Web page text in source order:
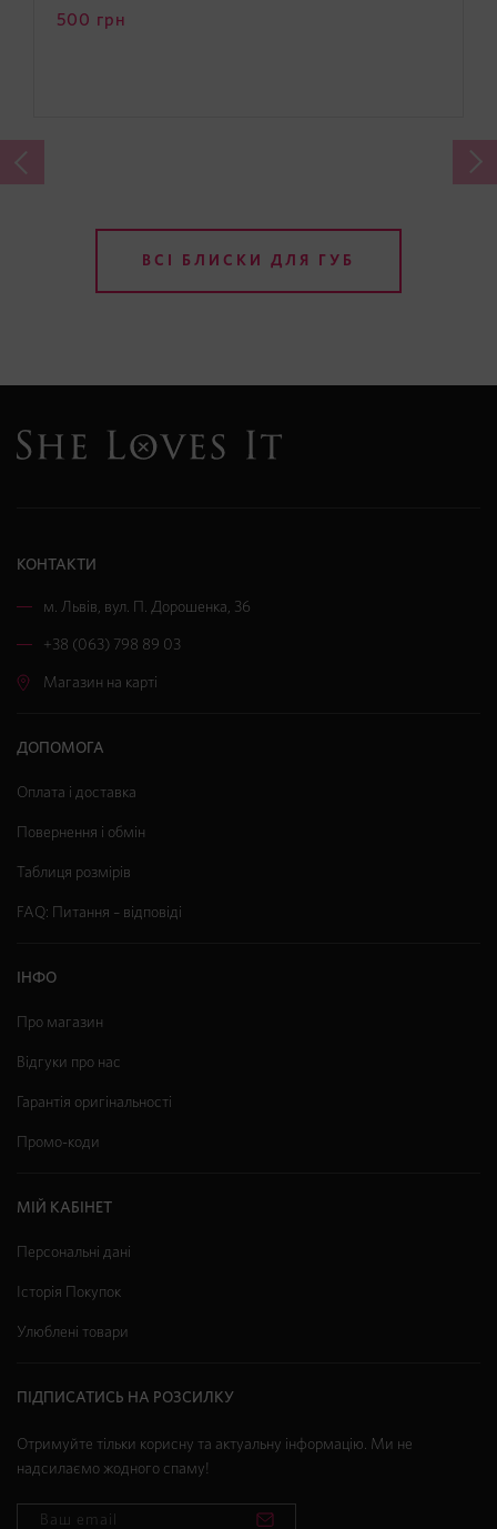
500 грн
ВСІ БЛИСКИ ДЛЯ ГУБ
КОНТАКТИ
м. Львів, вул. П. Дорошенка, 36
+38 (063) 798 89 03
Магазин на карті
ДОПОМОГА
Оплата і доставка
Повернення і обмін
Таблиця розмірів
FAQ: Питання – відповіді
ІНФО
Про магазин
Відгуки про нас
Гарантія оригінальності
Промо-коди
МІЙ КАБІНЕТ
Персональні дані
Історія Покупок
Улюблені товари
ПІДПИСАТИСЬ НА РОЗСИЛКУ
Отримуйте тільки корисну та актуальну інформацію. Ми не
надсилаємо жодного спаму!